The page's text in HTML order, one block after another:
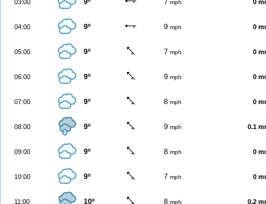
03:00 9º 7 mph 0
04:00 9º 9 mph 0
05:00 9º 7 mph 0
06:00 9º 9 mph 0
07:00 9º 8 mph 0
08:00 9º 9 mph 0.1
09:00 9º 8 mph 0
10:00 9º 7 mph 0
11:00 10º 8 mph 0.2